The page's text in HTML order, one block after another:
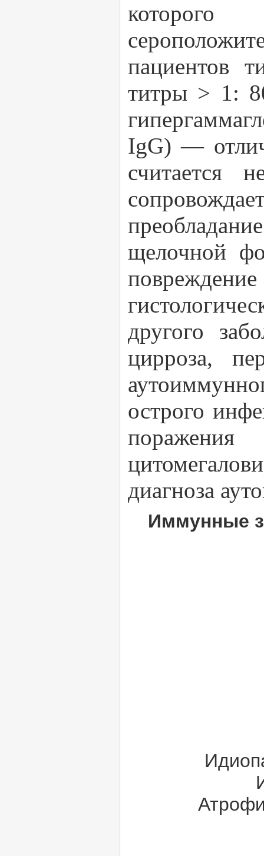
которого
пациентов
титры > 1:
IgG) —
считается
щелочной
другого
цирроза,
острого
диагноза
Иммунные